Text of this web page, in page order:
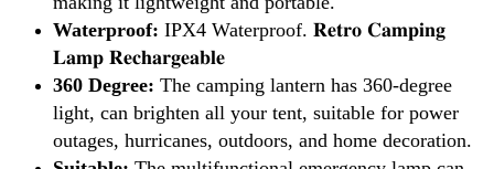
Waterproof: IPX4 Waterproof. 𝐑𝐞𝐭𝐫𝐨 𝐂𝐚𝐦𝐩𝐢𝐧𝐠
𝐋𝐚𝐦𝐩 𝐑𝐞𝐜𝐡𝐚𝐫𝐠𝐞𝐚𝐛𝐥𝐞
360 Degree: The camping lantern has 360-degree
light, can brighten all your tent, suitable for power
outages, hurricanes, outdoors, and home decoration.